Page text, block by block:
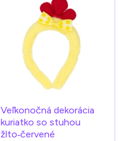
Veľkonočná dekorácia
kuriatko so stuhou
žlto‑červené